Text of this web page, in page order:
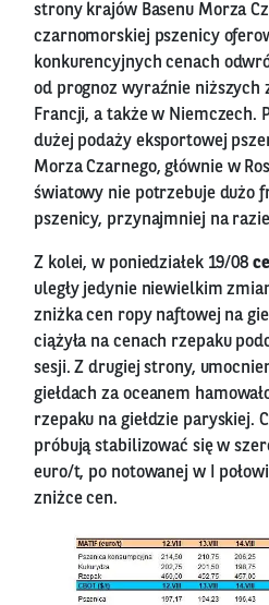
strony krajów Basenu Morza
czarnomorskiej pszenicy
konkurencyjnych cenach
od prognoz wyraźnie niższych
Francji, a także w Niemczech.
dużej podaży eksportowej
Morza Czarnego, głównie w
światowy nie potrzebuje dużo
pszenicy, przynajmniej na
Z kolei, w poniedziałek 19/08
uległy jedynie niewielkim
zniżka cen ropy naftowej na
ciążyła na cenach rzepaku
sesji. Z drugiej strony,
giełdach za oceanem
rzepaku na giełdzie paryskiej.
próbują stabilizować się w
euro/t, po notowanej w I
zniżce cen.